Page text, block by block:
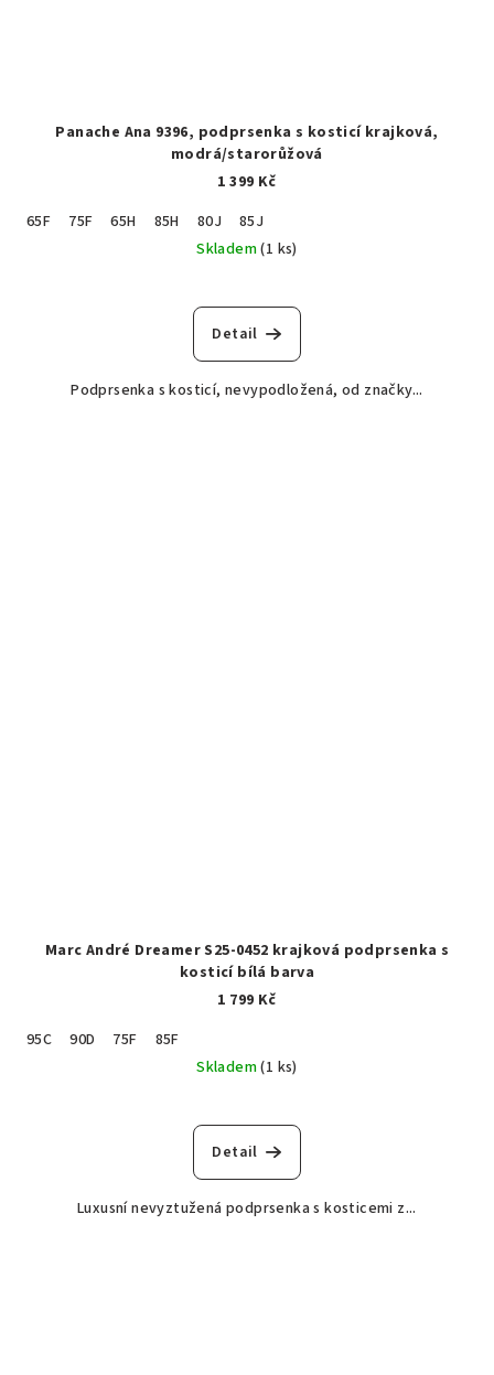
Panache Ana 9396, podprsenka s kosticí krajková,
modrá/starorůžová
1 399 Kč
65F
75F 65H 85H 80J
85J
Skladem(1 ks)
Detail
Podprsenka s kosticí, nevypodložená, od značky...
Marc André Dreamer S25-0452 krajková podprsenka s
kosticí bílá barva
1 799 Kč
95C
90D 75F
85F
Skladem(1 ks)
Detail
Luxusní nevyztužená podprsenka s kosticemi z...